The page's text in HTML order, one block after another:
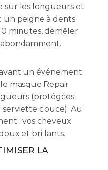
sur les longueurs et
un peigne à dents
minutes, démêler
un événement
masque Repair
(protégées
douce). Au
: vos cheveux
et brillants.
LA